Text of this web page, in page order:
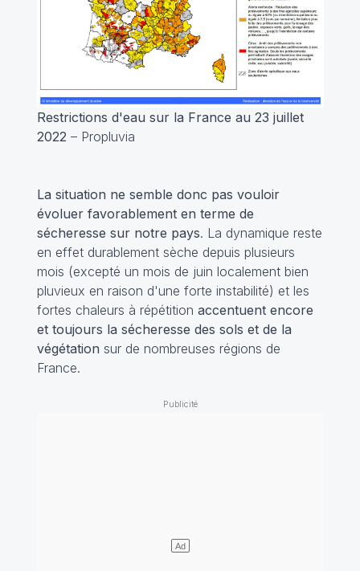
Restrictions d'eau sur la France au 23 juillet
2022 – Propluvia
La situation ne semble donc pas vouloir
évoluer favorablement en terme de
sécheresse sur notre pays. La dynamique reste
en effet durablement sèche depuis plusieurs
mois (excepté un mois de juin localement bien
pluvieux en raison d'une forte instabilité) et les
fortes chaleurs à répétition accentuent encore
et toujours la sécheresse des sols et de la
végétation sur de nombreuses régions de
France.